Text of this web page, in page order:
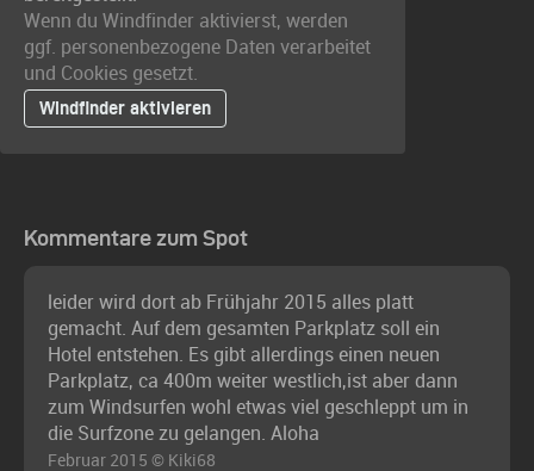
Wenn du Windfinder aktivierst, werden
ggf. personenbezogene Daten verarbeitet
und Cookies gesetzt.
Windfinder aktivieren
Kommentare zum Spot
leider wird dort ab Frühjahr 2015 alles platt
gemacht. Auf dem gesamten Parkplatz soll ein
Hotel entstehen. Es gibt allerdings einen neuen
Parkplatz, ca 400m weiter westlich,ist aber dann
zum Windsurfen wohl etwas viel geschleppt um in
die Surfzone zu gelangen. Aloha
Februar 2015 © Kiki68